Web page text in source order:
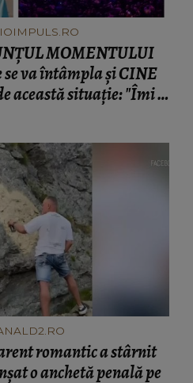
MOMENTULUI
va întâmpla și CINE
această situație: "Îmi e
romantic a stârnit
o anchetă penală pe